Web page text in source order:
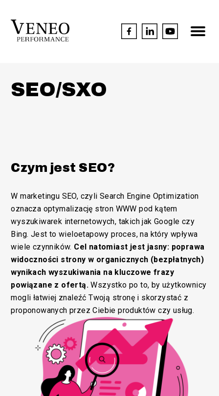
SEO/SXO
Czym jest SEO?
W marketingu SEO, czyli Search Engine Optimization
oznacza optymalizację stron WWW pod kątem
wyszukiwarek internetowych, takich jak Google czy
Bing. Jest to wieloetapowy proces, na który wpływa
wiele czynników. Cel natomiast jest jasny: poprawa
widoczności strony w organicznych (bezpłatnych)
wynikach wyszukiwania na kluczowe frazy
powiązane z ofertą. Wszystko po to, by użytkownicy
mogli łatwiej znaleźć Twoją stronę i skorzystać z
proponowanych przez Ciebie produktów czy usług.